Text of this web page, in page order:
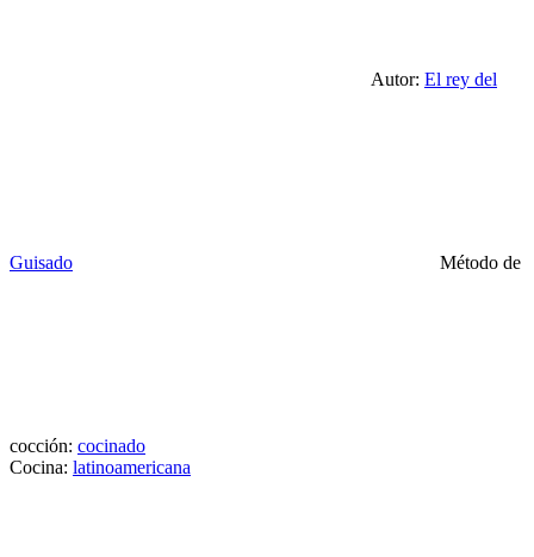
Autor: El rey del
Guisado Método de
cocción: cocinado
Cocina: latinoamericana